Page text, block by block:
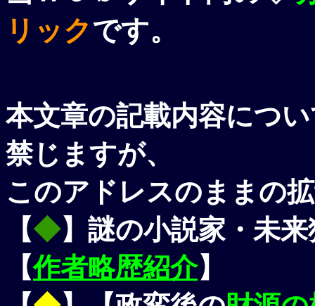
リックです。
本文章の記載内容につ
禁じますが、
このアドレスのままの
【◆】謎の小説家・未
【作者略歴紹介】